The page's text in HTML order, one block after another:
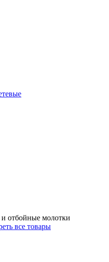
отбойные молотки
все товары